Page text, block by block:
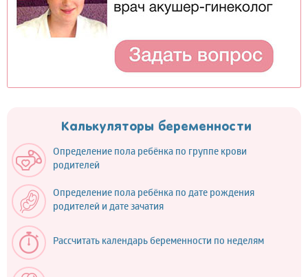
Калькуляторы беременности
Определение пола ребёнка по группе крови
родителей
Определение пола ребёнка по дате рождения
родителей и дате зачатия
Рассчитать календарь беременности по неделям